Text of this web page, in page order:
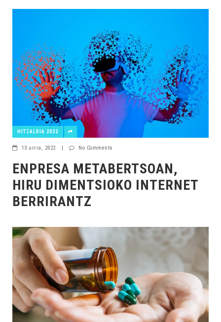
HITZALDIA 2022
13 urria, 2022 No Comments
ENPRESA METABERTSOAN,
HIRU DIMENTSIOKO INTERNET
BERRIRANTZ